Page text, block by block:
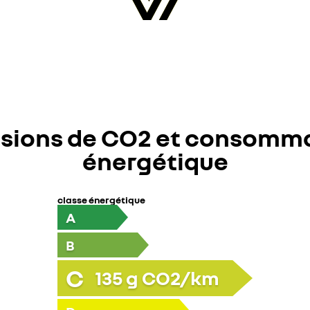
de CO2 et
énergétique
classe énergétique
A
B
C 135g CO2/km